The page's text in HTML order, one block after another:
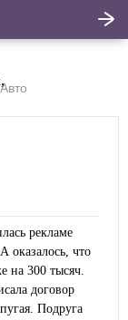
рекламе
оказалось, что
на 300 тысяч.
договор
Подруга